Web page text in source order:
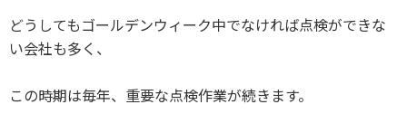
どうしてもゴールデンウィーク中でなければ点検ができな
い会社も多く、
この時期は毎年、重要な点検作業が続きます。